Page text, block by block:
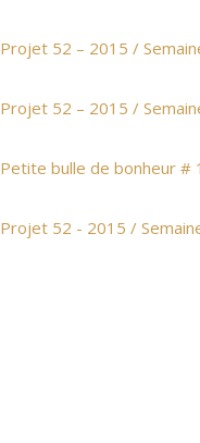
Projet 52 – 2015 /
Projet 52 – 2015 /
Petite bulle de bonheur # 1
Projet 52 - 2015 /